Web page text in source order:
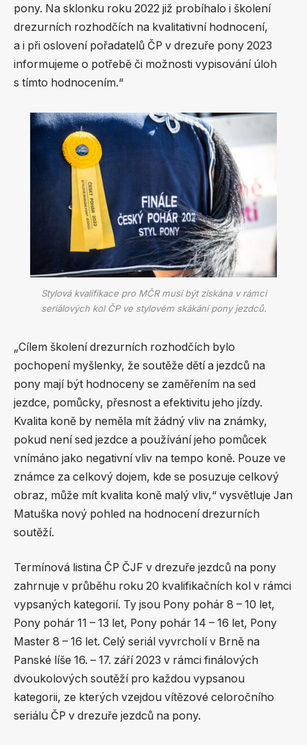
pony. Na sklonku roku 2022 již probíhalo i školení
drezurních rozhodčích na kvalitativní hodnocení,
a i při oslovení pořadatelů ČP v drezuře pony 2023
informujeme o potřebě či možnosti vypisování úloh
s tímto hodnocením.“
Stylová kvalifikace pro MČR musí být získána v rámci
seriálových kol ČP ve stylovém skákání pony jezdců.
„Cílem školení drezurních rozhodčích bylo
pochopení myšlenky, že soutěže dětí a jezdců na
pony mají být hodnoceny se zaměřením na sed
jezdce, pomůcky, přesnost a efektivitu jeho jízdy.
Kvalita koně by neměla mít žádný vliv na známky,
pokud není sed jezdce a používání jeho pomůcek
vnímáno jako negativní vliv na tempo koně. Pouze ve
známce za celkový dojem, kde se posuzuje celkový
obraz, může mít kvalita koně malý vliv,“ vysvětluje Jan
Matuška nový pohled na hodnocení drezurních
soutěží.
Termínová listina ČP ČJF v drezuře jezdců na pony
zahrnuje v průběhu roku 20 kvalifikačních kol v rámci
vypsaných kategorií. Ty jsou Pony pohár 8 – 10 let,
Pony pohár 11 – 13 let, Pony pohár 14 – 16 let, Pony
Master 8 – 16 let. Celý seriál vyvrcholí v Brně na
Panské líše 16. – 17. září 2023 v rámci finálových
dvoukolových soutěží pro každou vypsanou
kategorii, ze kterých vzejdou vítězové celoročního
seriálu ČP v drezuře jezdců na pony.